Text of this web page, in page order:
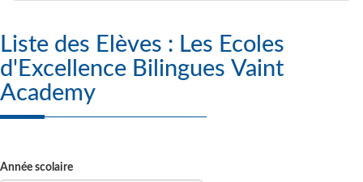
Liste des Elèves : Les Ecoles
d'Excellence Bilingues Vaint
Academy
Année scolaire